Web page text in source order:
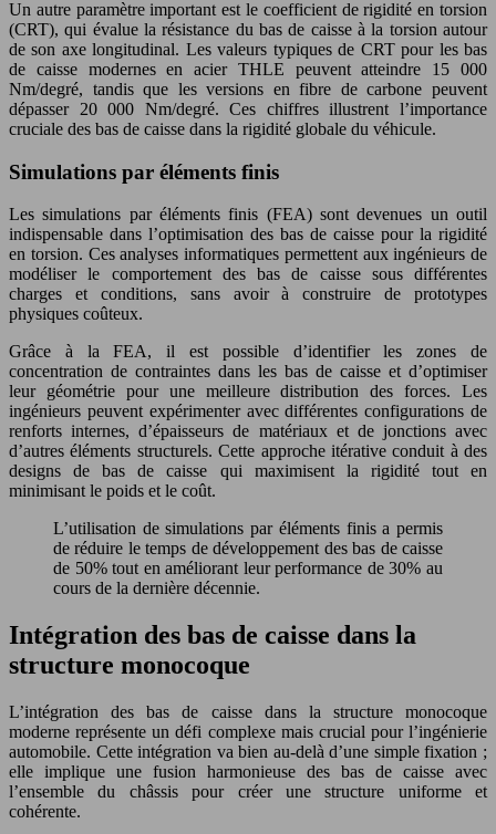
Un autre paramètre important est le coefficient de rigidité en torsion
(CRT), qui évalue la résistance du bas de caisse à la torsion autour
de son axe longitudinal. Les valeurs typiques de CRT pour les bas
de caisse modernes en acier THLE peuvent atteindre 15 000
Nm/degré, tandis que les versions en fibre de carbone peuvent
dépasser 20 000 Nm/degré. Ces chiffres illustrent l’importance
cruciale des bas de caisse dans la rigidité globale du véhicule.
Simulations par éléments finis
Les simulations par éléments finis (FEA) sont devenues un outil
indispensable dans l’optimisation des bas de caisse pour la rigidité
en torsion. Ces analyses informatiques permettent aux ingénieurs de
modéliser le comportement des bas de caisse sous différentes
charges et conditions, sans avoir à construire de prototypes
physiques coûteux.
Grâce à la FEA, il est possible d’identifier les zones de
concentration de contraintes dans les bas de caisse et d’optimiser
leur géométrie pour une meilleure distribution des forces. Les
ingénieurs peuvent expérimenter avec différentes configurations de
renforts internes, d’épaisseurs de matériaux et de jonctions avec
d’autres éléments structurels. Cette approche itérative conduit à des
designs de bas de caisse qui maximisent la rigidité tout en
minimisant le poids et le coût.
L’utilisation de simulations par éléments finis a permis
de réduire le temps de développement des bas de caisse
de 50% tout en améliorant leur performance de 30% au
cours de la dernière décennie.
Intégration des bas de caisse dans la
structure monocoque
L’intégration des bas de caisse dans la structure monocoque
moderne représente un défi complexe mais crucial pour l’ingénierie
automobile. Cette intégration va bien au-delà d’une simple fixation ;
elle implique une fusion harmonieuse des bas de caisse avec
l’ensemble du châssis pour créer une structure uniforme et
cohérente.